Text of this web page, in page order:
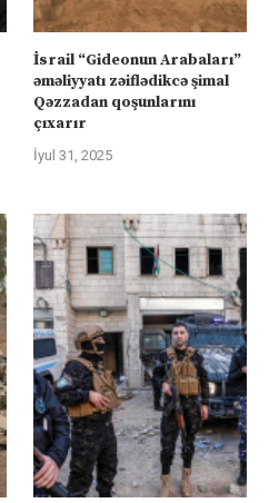
İsrail “Gideonun Arabaları”
əməliyyatı zəiflədikcə şimal
Qəzzadan qoşunlarını
çıxarır
İyul 31, 2025